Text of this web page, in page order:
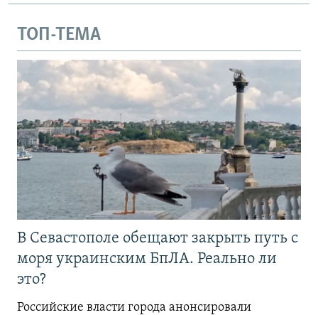
ТОП-ТЕМА
В Севастополе обещают закрыть путь с
моря украинским БпЛА. Реально ли
это?
Российские власти города анонсировали